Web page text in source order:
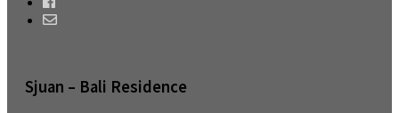
Sjuan – Bali Residence